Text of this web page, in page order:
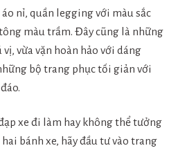
áo nỉ, quần legging với màu sắc
màu trầm. Đây cũng là những
vừa vặn hoàn hảo với dáng
bộ trang phục tối giản với
xe đi làm hay không thể tưởng
bánh xe, hãy đầu tư vào trang